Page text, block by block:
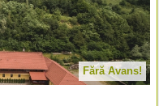
Fără Avans!